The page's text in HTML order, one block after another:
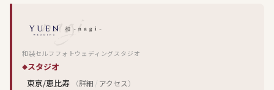
和装セルフフォトウェディングスタジオ
スタジオ
東京/恵比寿
（詳細 / アクセス）